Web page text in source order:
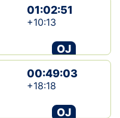
01:02:51
+10:13
OJ
00:49:03
+18:18
OJ